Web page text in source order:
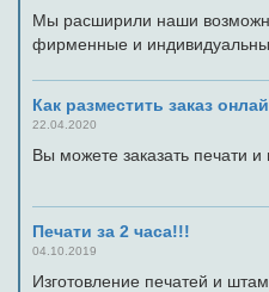
Мы расширили наши
фирменные и
Как разместить заказ
22.04.2020
Вы можете заказать печати
Печати за 2 часа!!!
04.10.2019
Изготовление печатей и